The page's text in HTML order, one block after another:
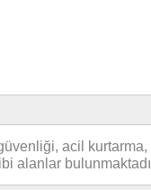
acil
alanlar